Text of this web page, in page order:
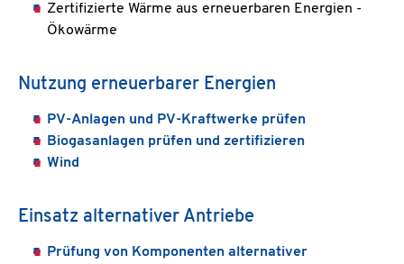
Zertifizierte Wärme aus erneuerbaren Energien -
Ökowärme
Nutzung erneuerbarer Energien
PV-Anlagen und PV-Kraftwerke prüfen
Biogasanlagen prüfen und zertifizieren
Wind
Einsatz alternativer Antriebe
Prüfung von Komponenten alternativer